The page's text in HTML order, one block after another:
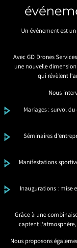
Un événement est
Avec GD Drones
une nouvelle
qui révèlent
Nous
Mariages : survol
Séminaires
Manifestations
Inaugurations : mise
Grâce à une
captent
Nous proposons